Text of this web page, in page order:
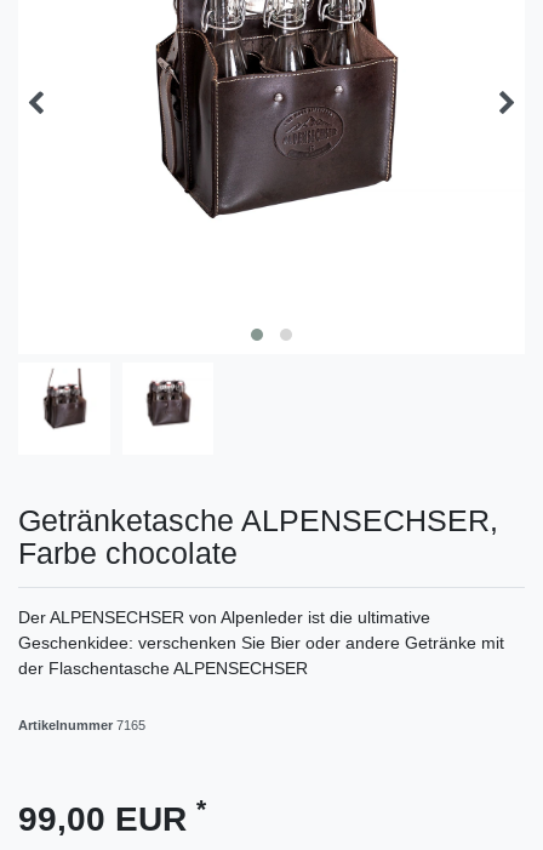
Getränketasche ALPENSECHSER,
Farbe chocolate
Der ALPENSECHSER von Alpenleder ist die ultimative
Geschenkidee: verschenken Sie Bier oder andere Getränke mit
der Flaschentasche ALPENSECHSER
Artikelnummer 7165
99,00 EUR *